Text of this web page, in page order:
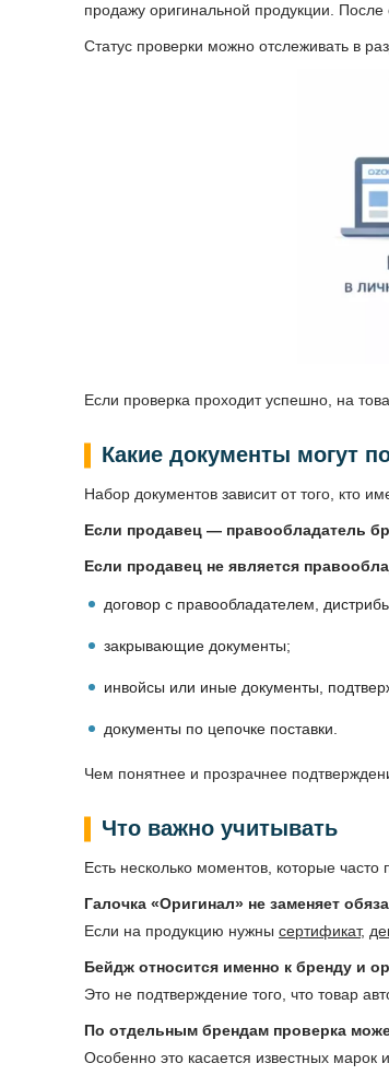
продажу оригинальной продукции. После
Статус проверки можно отслеживать в
Если проверка проходит успешно, на
Какие документы могут
Набор документов зависит от того, кто
Если продавец — правообладатель
Если продавец не является
договор с правообладателем,
закрывающие документы;
инвойсы или иные документы,
документы по цепочке поставки.
Чем понятнее и прозрачнее
Что важно учитывать
Есть несколько моментов, которые часто
Галочка «Оригинал» не заменяет
Если на продукцию нужны сертификат,
Бейдж относится именно к бренду и
Это не подтверждение того, что товар
По отдельным брендам проверка
Особенно это касается известных марок